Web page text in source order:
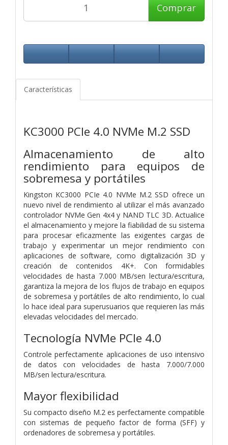
Comprar
Características
KC3000 PCIe 4.0 NVMe M.2 SSD
Almacenamiento de alto
rendimiento para equipos de
sobremesa y portátiles
Kingston KC3000 PCIe 4.0 NVMe M.2 SSD ofrece un
nuevo nivel de rendimiento al utilizar el más avanzado
controlador NVMe Gen 4x4 y NAND TLC 3D. Actualice
el almacenamiento y mejore la fiabilidad de su sistema
para procesar eficazmente las exigentes cargas de
trabajo y experimentar un mejor rendimiento con
aplicaciones de software, como digitalización 3D y
creación de contenidos 4K+. Con formidables
velocidades de hasta 7.000 MB/sen lectura/escritura,
garantiza la mejora de los flujos de trabajo en equipos
de sobremesa y portátiles de alto rendimiento, lo cual
lo hace ideal para superusuarios que requieren las más
elevadas velocidades del mercado.
Tecnología NVMe PCIe 4.0
Controle perfectamente aplicaciones de uso intensivo
de datos con velocidades de hasta 7.000/7.000
MB/sen lectura/escritura.
Mayor flexibilidad
Su compacto diseño M.2 es perfectamente compatible
con sistemas de pequeño factor de forma (SFF) y
ordenadores de sobremesa y portátiles.